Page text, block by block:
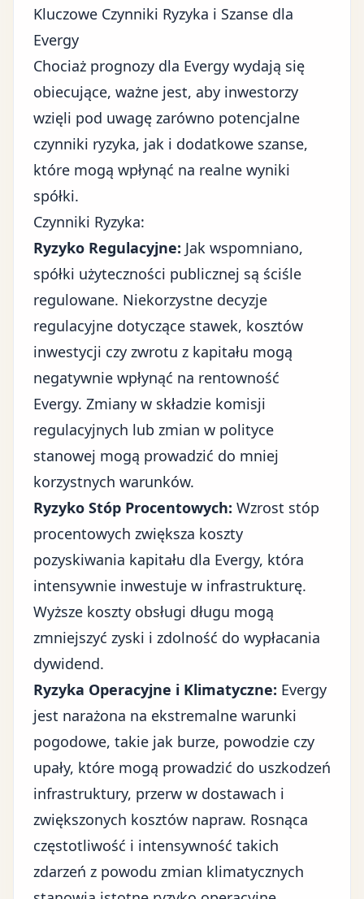
Kluczowe Czynniki Ryzyka i Szanse dla
Evergy
Chociaż prognozy dla Evergy wydają się
obiecujące, ważne jest, aby inwestorzy
wzięli pod uwagę zarówno potencjalne
czynniki ryzyka, jak i dodatkowe szanse,
które mogą wpłynąć na realne wyniki
spółki.
Czynniki Ryzyka:
Ryzyko Regulacyjne: Jak wspomniano,
spółki użyteczności publicznej są ściśle
regulowane. Niekorzystne decyzje
regulacyjne dotyczące stawek, kosztów
inwestycji czy zwrotu z kapitału mogą
negatywnie wpłynąć na rentowność
Evergy. Zmiany w składzie komisji
regulacyjnych lub zmian w polityce
stanowej mogą prowadzić do mniej
korzystnych warunków.
Ryzyko Stóp Procentowych: Wzrost stóp
procentowych zwiększa koszty
pozyskiwania kapitału dla Evergy, która
intensywnie inwestuje w infrastrukturę.
Wyższe koszty obsługi długu mogą
zmniejszyć zyski i zdolność do wypłacania
dywidend.
Ryzyka Operacyjne i Klimatyczne: Evergy
jest narażona na ekstremalne warunki
pogodowe, takie jak burze, powodzie czy
upały, które mogą prowadzić do uszkodzeń
infrastruktury, przerw w dostawach i
zwiększonych kosztów napraw. Rosnąca
częstotliwość i intensywność takich
zdarzeń z powodu zmian klimatycznych